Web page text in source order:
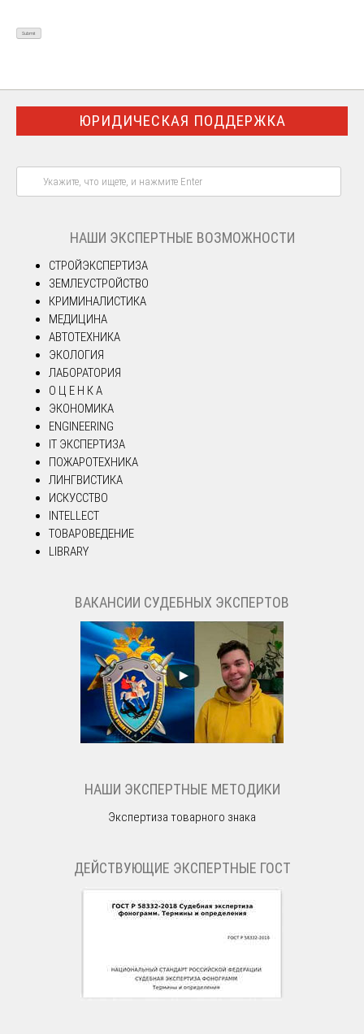
ЮРИДИЧЕСКАЯ ПОДДЕРЖКА
НАШИ ЭКСПЕРТНЫЕ ВОЗМОЖНОСТИ
СТРОЙЭКСПЕРТИЗА
ЗЕМЛЕУСТРОЙСТВО
КРИМИНАЛИСТИКА
МЕДИЦИНА
АВТОТЕХНИКА
ЭКОЛОГИЯ
ЛАБОРАТОРИЯ
О Ц Е Н К А
ЭКОНОМИКА
ENGINEERING
IT ЭКСПЕРТИЗА
ПОЖАРОТЕХНИКА
ЛИНГВИСТИКА
ИСКУССТВО
INTELLECT
ТОВАРОВЕДЕНИЕ
LIBRARY
ВАКАНСИИ СУДЕБНЫХ ЭКСПЕРТОВ
НАШИ ЭКСПЕРТНЫЕ МЕТОДИКИ
Экспертиза товарного знака
ДЕЙСТВУЮЩИЕ ЭКСПЕРТНЫЕ ГОСТ